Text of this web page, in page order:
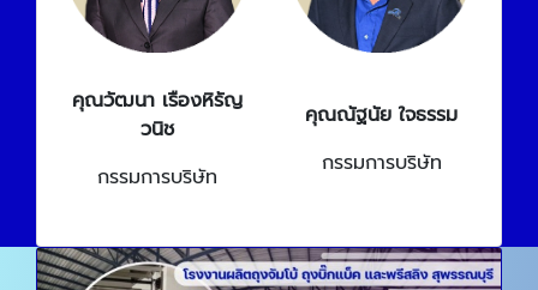
คุณวัฒนา เรืองหิรัญ
วนิช
กรรมการบริษัท
คุณณัฐนัย ใจธรรม
กรรมการบริษัท